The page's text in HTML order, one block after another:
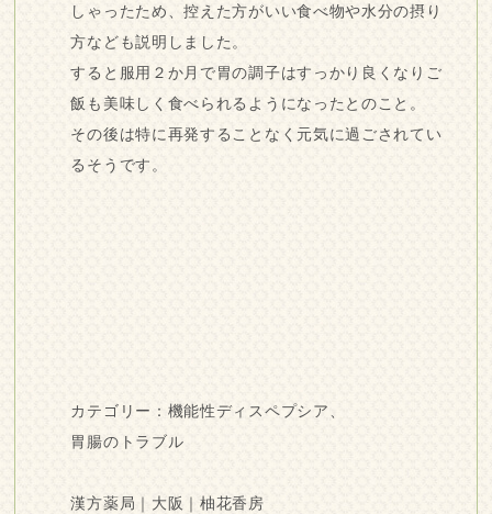
しゃったため、控えた方がいい食べ物や水分の摂り
方なども説明しました。
すると服用２か月で胃の調子はすっかり良くなりご
飯も美味しく食べられるようになったとのこと。
その後は特に再発することなく元気に過ごされてい
るそうです。
カテゴリー： 機能性ディスペプシア、
胃腸のトラブル
漢方薬局｜大阪｜柚花香房